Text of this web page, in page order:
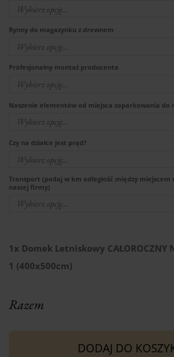
Rynny do magazynku z drewnem
Profesjonalny montaż producenta
Noszenie elementów od miejsca zaparkowania do
Czy na działce jest prąd?
Transport (podaj w km odległość między miejscem
naszej firmy)
1x Domek Letniskowy CAŁOROCZNY
1 (400x500cm)
Razem
DODAJ DO